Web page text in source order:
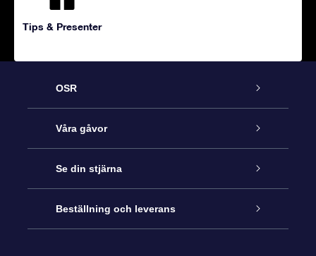
Tips & Presenter
OSR
Kundtjänst
Kontakta oss
Blogg
Våra gåvor
Online-Stjärngåva
OSR Gåvopaket
Se din stjärna
Stjärnregiste
Beställning och leverans